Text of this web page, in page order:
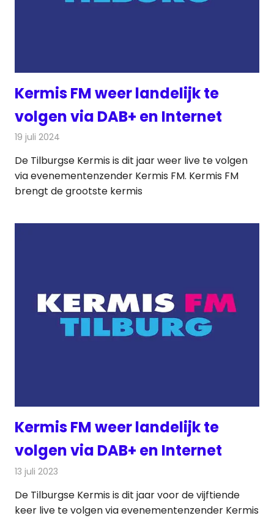
Kermis FM weer landelijk te
volgen via DAB+ en Internet
19 juli 2024
De Tilburgse Kermis is dit jaar weer live te volgen
via evenementenzender Kermis FM. Kermis FM
brengt de grootste kermis
Kermis FM weer landelijk te
volgen via DAB+ en Internet
13 juli 2023
De Tilburgse Kermis is dit jaar voor de vijftiende
keer live te volgen via evenementenzender Kermis